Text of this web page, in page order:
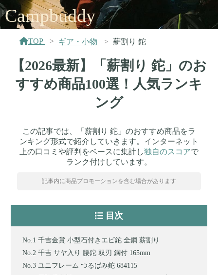
Campbuddy
TOP ギア・小物 薪割り 鉈
【2026最新】「薪割り 鉈」のお
すすめ商品100選！人気ランキ
ング
この記事では、「薪割り 鉈」のおすすめ商品をラ
ンキング形式で紹介していきます。インターネット
上の口コミや評判をベースに集計し独自のスコアで
ランク付けしています。
記事内に商品プロモーションを含む場合があります
目次
千吉金賞 小型石付きエビ鉈 全鋼 薪割り
千吉 サヤ入り 腰鉈 双刃 鋼付 165mm
ユニフレーム つるばみ鉈 684115